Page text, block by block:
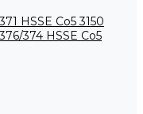
HSSE Co5 3150
374 HSSE Co5